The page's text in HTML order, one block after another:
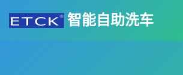
智能自助洗车